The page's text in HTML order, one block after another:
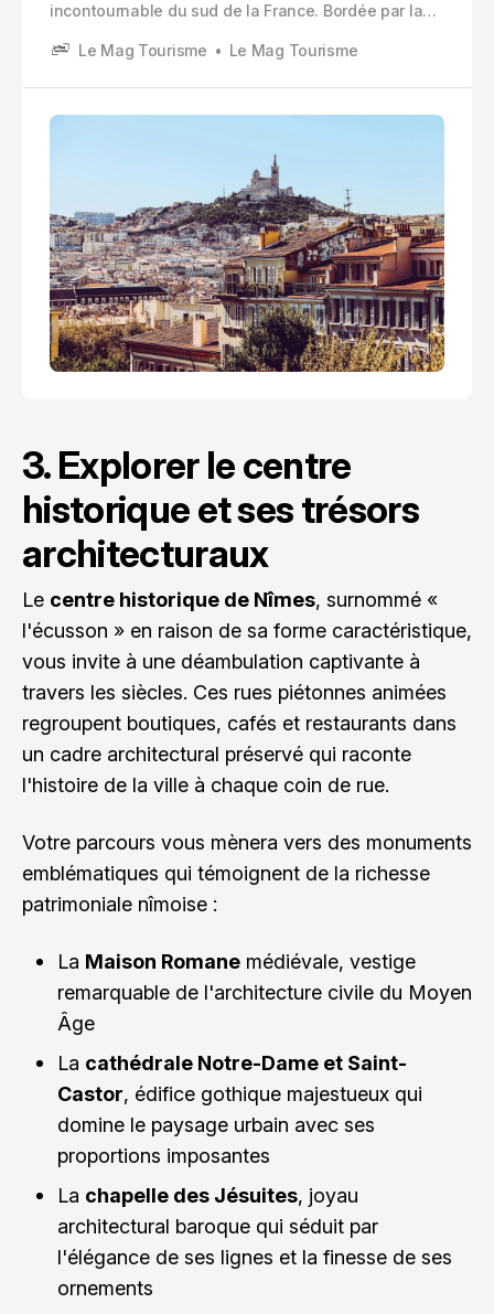
incontournable du sud de la France. Bordée par la
par an, la cité phocéenne offre un terrain de jeu
aquatiques.
Le Mag Tourisme Le Mag Tourisme
3. Explorer le centre
historique et ses trésors
architecturaux
Le centre historique de Nîmes, surnommé «
l'écusson » en raison de sa forme caractéristique,
vous invite à une déambulation captivante à
travers les siècles. Ces rues piétonnes animées
regroupent boutiques, cafés et restaurants dans
un cadre architectural préservé qui raconte
l'histoire de la ville à chaque coin de rue.
Votre parcours vous mènera vers des monuments
emblématiques qui témoignent de la richesse
patrimoniale nîmoise :
La Maison Romane médiévale, vestige
remarquable de l'architecture civile du Moyen
Âge
La cathédrale Notre-Dame et Saint-
Castor, édifice gothique majestueux qui
domine le paysage urbain avec ses
proportions imposantes
La chapelle des Jésuites, joyau
architectural baroque qui séduit par
l'élégance de ses lignes et la finesse de ses
ornements